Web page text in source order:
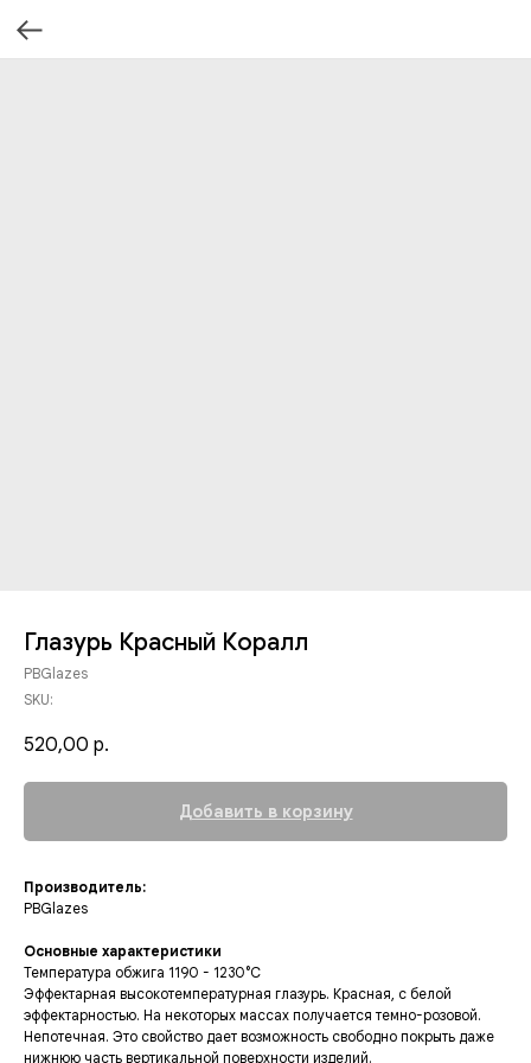
Глазурь Красный Коралл
PBGlazes
SKU:
520,00 р.
Добавить в корзину
Производитель:
PBGlazes
Основные характеристики
Температура обжига 1190 - 1230°C
Эффектарная высокотемпературная глазурь. Красная, с белой
эффектарностью. На некоторых массах получается темно-розовой.
Непотечная. Это свойство дает возможность свободно покрыть даже
нижнюю часть вертикальной поверхности изделий.